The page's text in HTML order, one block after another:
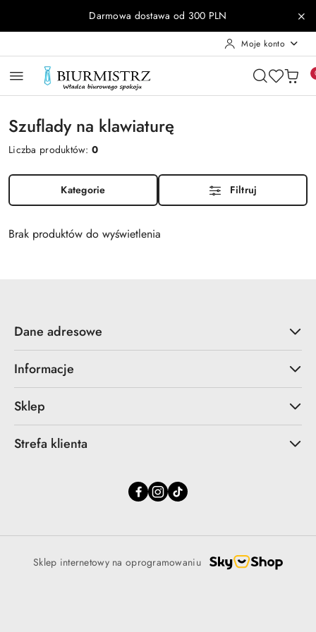
Przejdź do treści głównej
Przejdź do wyszukiwarki
Przejdź do moje konto
Przejdź do menu głównego
Przejdź do stopkiDarmowa dostawa od 300 PLN
Moje konto
Szuflady na klawiaturę
Liczba produktów:0
Kategorie Filtruj
Brak produktów do wyświetlenia
Dane adresowe
Informacje
Sklep
Strefa klienta
Sklep internetowy na oprogramowaniu